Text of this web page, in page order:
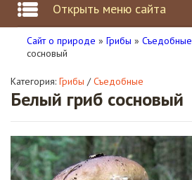
Открыть меню сайта
Сайт о природе » Грибы » Съедобные
сосновый
Категория: Грибы /Съедобные
Белый гриб сосновый